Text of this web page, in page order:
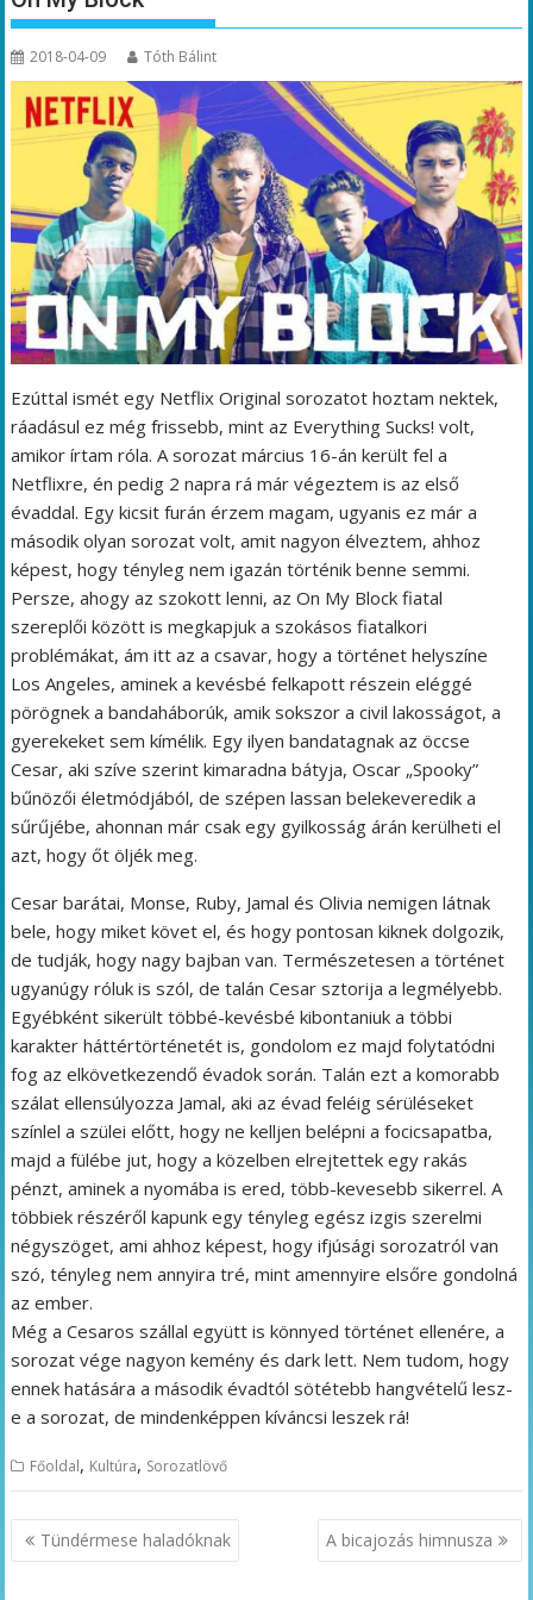
2018-04-09 Tóth Bálint
Ezúttal ismét egy Netflix Original sorozatot hoztam nektek,
ráadásul ez még frissebb, mint az Everything Sucks! volt,
amikor írtam róla. A sorozat március 16-án került fel a
Netflixre, én pedig 2 napra rá már végeztem is az első
évaddal. Egy kicsit furán érzem magam, ugyanis ez már a
második olyan sorozat volt, amit nagyon élveztem, ahhoz
képest, hogy tényleg nem igazán történik benne semmi.
Persze, ahogy az szokott lenni, az On My Block fiatal
szereplői között is megkapjuk a szokásos fiatalkori
problémákat, ám itt az a csavar, hogy a történet helyszíne
Los Angeles, aminek a kevésbé felkapott részein eléggé
pörögnek a bandaháborúk, amik sokszor a civil lakosságot, a
gyerekeket sem kímélik. Egy ilyen bandatagnak az öccse
Cesar, aki szíve szerint kimaradna bátyja, Oscar „Spooky”
bűnözői életmódjából, de szépen lassan belekeveredik a
sűrűjébe, ahonnan már csak egy gyilkosság árán kerülheti el
azt, hogy őt öljék meg.
Cesar barátai, Monse, Ruby, Jamal és Olivia nemigen látnak
bele, hogy miket követ el, és hogy pontosan kiknek dolgozik,
de tudják, hogy nagy bajban van. Természetesen a történet
ugyanúgy róluk is szól, de talán Cesar sztorija a legmélyebb.
Egyébként sikerült többé-kevésbé kibontaniuk a többi
karakter háttértörténetét is, gondolom ez majd folytatódni
fog az elkövetkezendő évadok során. Talán ezt a komorabb
szálat ellensúlyozza Jamal, aki az évad feléig sérüléseket
színlel a szülei előtt, hogy ne kelljen belépni a focicsapatba,
majd a fülébe jut, hogy a közelben elrejtettek egy rakás
pénzt, aminek a nyomába is ered, több-kevesebb sikerrel. A
többiek részéről kapunk egy tényleg egész izgis szerelmi
négyszöget, ami ahhoz képest, hogy ifjúsági sorozatról van
szó, tényleg nem annyira tré, mint amennyire elsőre gondolná
az ember.
Még a Cesaros szállal együtt is könnyed történet ellenére, a
sorozat vége nagyon kemény és dark lett. Nem tudom, hogy
ennek hatására a második évadtól sötétebb hangvételű lesz-
e a sorozat, de mindenképpen kíváncsi leszek rá!
Főoldal, Kultúra, Sorozatlövő
Bejegyzés
navigáció
Tündérmese haladóknak A bicajozás himnusza